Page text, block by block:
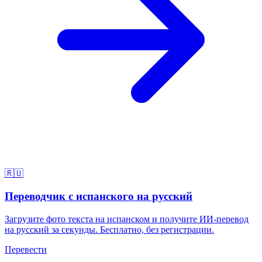
🇷🇺
Переводчик с испанского на русский
Загрузите фото текста на испанском и получите ИИ-перевод
на русский за секунды. Бесплатно, без регистрации.
Перевести